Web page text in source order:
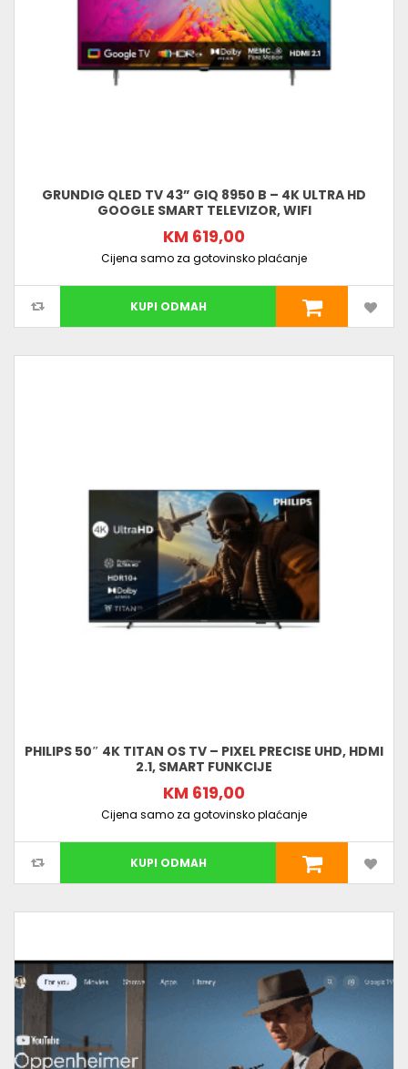
GRUNDIG QLED TV 43” GIQ 8950 B – 4K ULTRA HD
GOOGLE SMART TELEVIZOR, WIFI
KM 619,00
Cijena samo za gotovinsko plaćanje
KUPI ODMAH
PHILIPS 50″ 4K TITAN OS TV – PIXEL PRECISE UHD, HDMI
2.1, SMART FUNKCIJE
KM 619,00
Cijena samo za gotovinsko plaćanje
KUPI ODMAH